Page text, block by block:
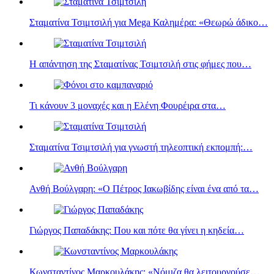
Σταματίνα Τσιμτσιλή για Mega Καλημέρα: «Θεωρώ άδικο…
Η απάντηση της Σταματίνας Τσιμτσιλή στις φήμες που…
Τι κάνουν 3 μοναχές και η Eλένη Φουρέιρα στα…
Σταματίνα Τσιμτσιλή για γνωστή τηλεοπτική εκπομπή:…
Ανθή Βούλγαρη: «Ο Πέτρος Ιακωβίδης είναι ένα από τα…
Γιώργος Παπαδάκης: Που και πότε θα γίνει η κηδεία…
Κωνσταντίνος Μαρκουλάκης: «Νόμιζα θα λειτουργούσε…